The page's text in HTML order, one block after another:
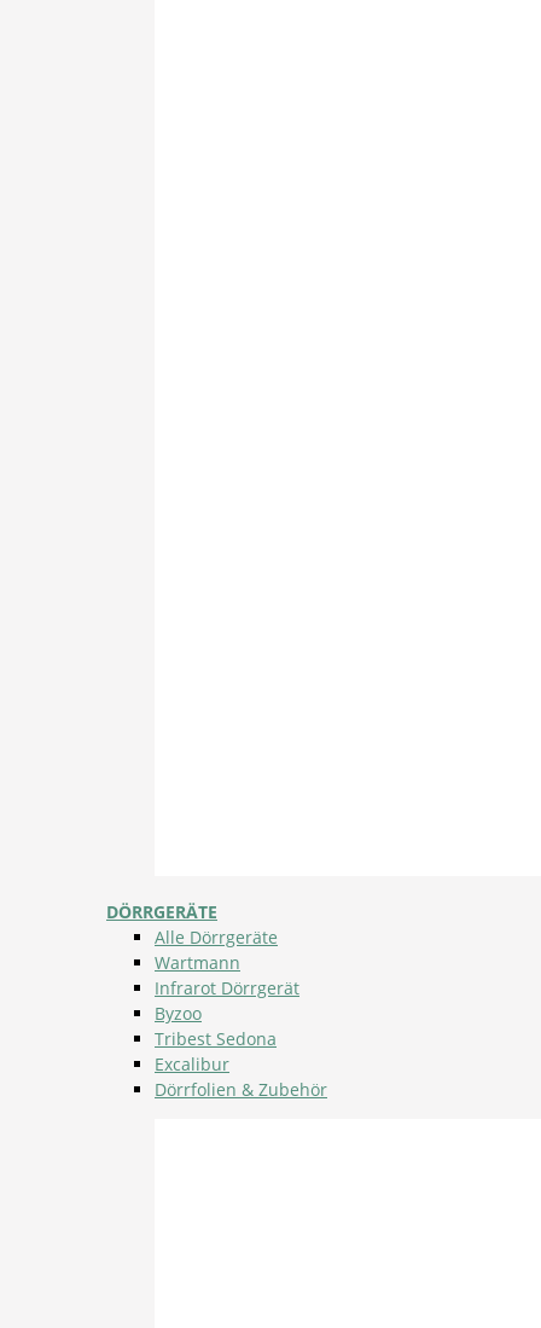
DÖRRGERÄTE
Alle Dörrgeräte
Wartmann
Infrarot Dörrgerät
Byzoo
Tribest Sedona
Excalibur
Dörrfolien & Zubehör